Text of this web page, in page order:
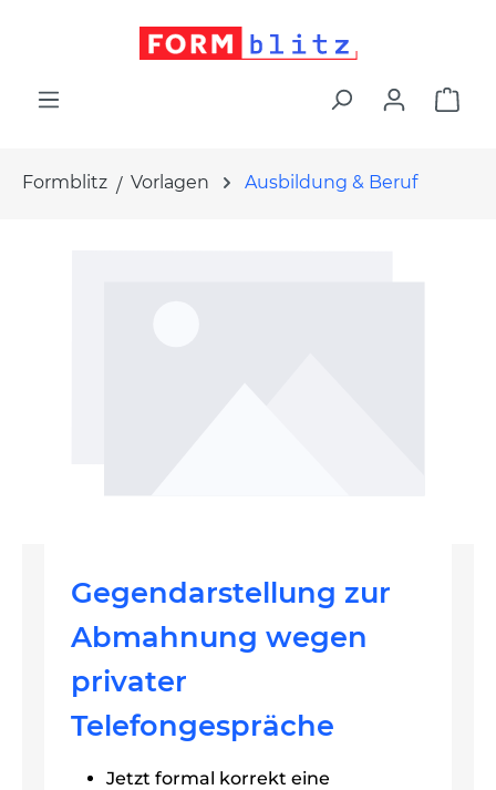
Formblitz Vorlagen Ausbildung & Beruf
Gegendarstellung zur
Abmahnung wegen
privater
Telefongespräche
Jetzt formal korrekt eine